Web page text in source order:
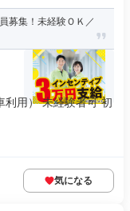
募集！未経験ＯＫ／
利用） 未経験者可 初
気になる